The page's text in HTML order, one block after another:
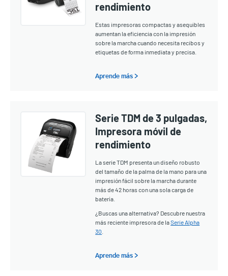
rendimiento
Estas impresoras compactas y asequibles
aumentan la eficiencia con la impresión
sobre la marcha cuando necesita recibos y
etiquetas de forma inmediata y precisa.
Aprende más >
Serie TDM de 3 pulgadas,
Impresora móvil de
rendimiento
La serie TDM presenta un diseño robusto
del tamaño de la palma de la mano para una
impresión fácil sobre la marcha durante
más de 42 horas con una sola carga de
batería.
¿Buscas una alternativa? Descubre nuestra
más reciente impresora de laSerie Alpha
30
Aprende más >